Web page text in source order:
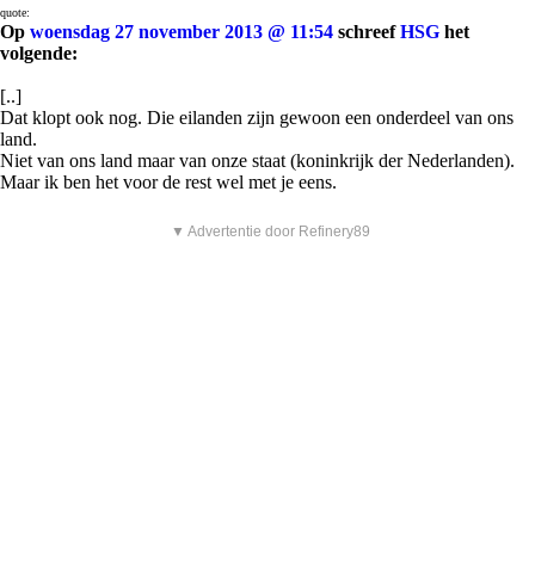
quote:
Op woensdag 27 november 2013 @ 11:54 schreefHSG het
volgende:
[..]
Dat klopt ook nog. Die eilanden zijn gewoon een onderdeel van ons
land.
Niet van ons land maar van onze staat (koninkrijk der Nederlanden).
Maar ik ben het voor de rest wel met je eens.
▼ Advertentie door Refinery89